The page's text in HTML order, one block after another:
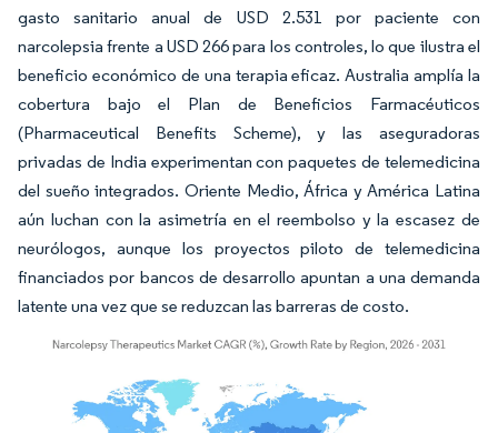
gasto sanitario anual de USD 2.531 por paciente con
narcolepsia frente a USD 266 para los controles, lo que ilustra el
beneficio económico de una terapia eficaz. Australia amplía la
cobertura bajo el Plan de Beneficios Farmacéuticos
(Pharmaceutical Benefits Scheme), y las aseguradoras
privadas de India experimentan con paquetes de telemedicina
del sueño integrados. Oriente Medio, África y América Latina
aún luchan con la asimetría en el reembolso y la escasez de
neurólogos, aunque los proyectos piloto de telemedicina
financiados por bancos de desarrollo apuntan a una demanda
latente una vez que se reduzcan las barreras de costo.